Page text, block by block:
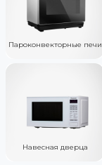
Пароконвекторные печи
Навесная дверца